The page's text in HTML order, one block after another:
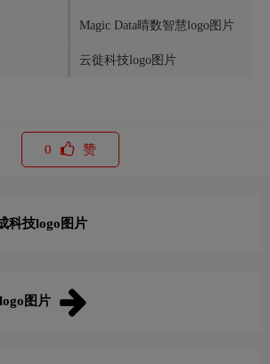
Magic Data晴数智慧logo图片
云徙科技logo图片
0 赞
科技logo图片
图片